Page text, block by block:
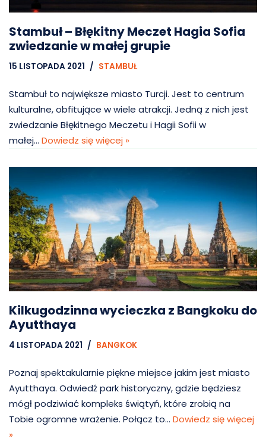
Stambuł – Błękitny Meczet Hagia Sofia
zwiedzanie w małej grupie
15 LISTOPADA 2021 STAMBUŁ
Stambuł to największe miasto Turcji. Jest to centrum
kulturalne, obfitujące w wiele atrakcji. Jedną z nich jest
zwiedzanie Błękitnego Meczetu i Hagii Sofii w
małej… Dowiedz się więcej »
Kilkugodzinna wycieczka z Bangkoku do
Ayutthaya
4 LISTOPADA 2021 BANGKOK
Poznaj spektakularnie piękne miejsce jakim jest miasto
Ayutthaya. Odwiedź park historyczny, gdzie będziesz
mógł podziwiać kompleks świątyń, które zrobią na
Tobie ogromne wrażenie. Połącz to… Dowiedz się więcej
»